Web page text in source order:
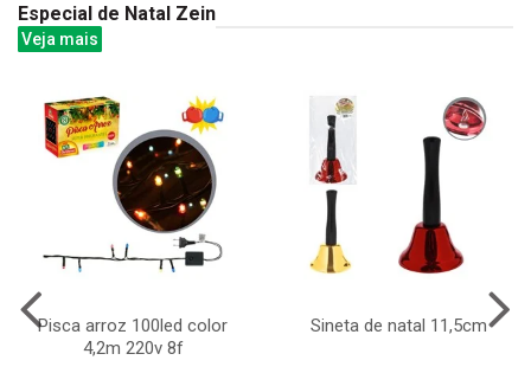
Especial de Natal Zein
Veja mais
Pisca arroz 100led color
4,2m 220v 8f
Sineta de natal 11,5cm